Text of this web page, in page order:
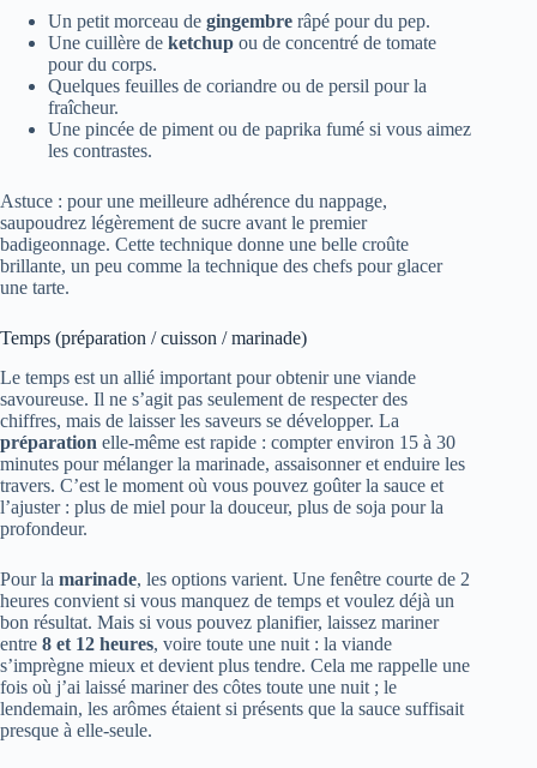
Un petit morceau de gingembre râpé pour du pep.
Une cuillère de ketchup ou de concentré de tomate
pour du corps.
Quelques feuilles de coriandre ou de persil pour la
fraîcheur.
Une pincée de piment ou de paprika fumé si vous aimez
les contrastes.
Astuce : pour une meilleure adhérence du nappage,
saupoudrez légèrement de sucre avant le premier
badigeonnage. Cette technique donne une belle croûte
brillante, un peu comme la technique des chefs pour glacer
une tarte.
Temps (préparation / cuisson / marinade)
Le temps est un allié important pour obtenir une viande
savoureuse. Il ne s’agit pas seulement de respecter des
chiffres, mais de laisser les saveurs se développer. La
préparation elle‑même est rapide : compter environ 15 à 30
minutes pour mélanger la marinade, assaisonner et enduire les
travers. C’est le moment où vous pouvez goûter la sauce et
l’ajuster : plus de miel pour la douceur, plus de soja pour la
profondeur.
Pour la marinade, les options varient. Une fenêtre courte de 2
heures convient si vous manquez de temps et voulez déjà un
bon résultat. Mais si vous pouvez planifier, laissez mariner
entre 8 et 12 heures, voire toute une nuit : la viande
s’imprègne mieux et devient plus tendre. Cela me rappelle une
fois où j’ai laissé mariner des côtes toute une nuit ; le
lendemain, les arômes étaient si présents que la sauce suffisait
presque à elle‑seule.